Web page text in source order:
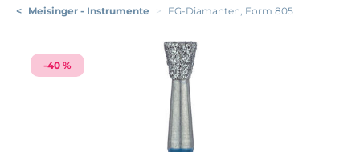
< Meisinger - Instrumente > FG-Diamanten, Form 805
-40 %